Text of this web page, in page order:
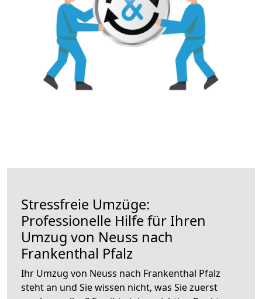
Stressfreie Umzüge:
Professionelle Hilfe für Ihren
Umzug von Neuss nach
Frankenthal Pfalz
Ihr Umzug von Neuss nach Frankenthal Pfalz
steht an und Sie wissen nicht, was Sie zuerst